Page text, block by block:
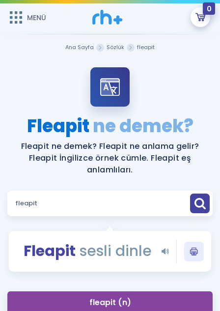
MENÜ
0
ÜYE DEĞİLİM
Sepetin Şu An Boş.
Remzi Hoca ile seni sınava hazırlayacak onlarca eğitim seni
bekliyor!
MENÜ
Katılımcı Görüşleri
Faydalı Araçlar
Sözlük
Rehberlik Aracı
ÖSYM Sınav Takvimi
Kampanyalar
Hakkımızda
Ana Sayfa Sözlük fleapit
Fleapitne demek?
Fleapit ne demek? Fleapit ne anlama gelir?
Fleapit İngilizce örnek cümle. Fleapit eş
anlamlıları.
Fleapit sesli dinle
fleapit (n)